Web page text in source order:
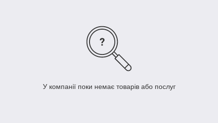
У компанії поки немає товарів або послуг